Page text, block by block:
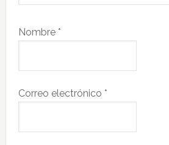
Nombre *
Correo electrónico *